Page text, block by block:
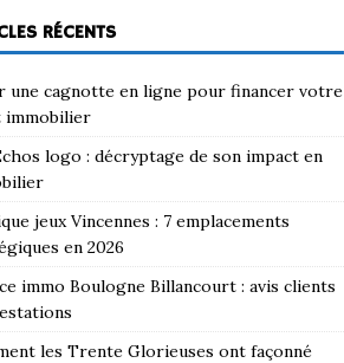
RÉCENTS
une cagnotte en ligne pour financer votre
immobilier
logo : décryptage de son impact en
jeux Vincennes : 7 emplacements
en 2026
immo Boulogne Billancourt : avis clients
les Trente Glorieuses ont façonné